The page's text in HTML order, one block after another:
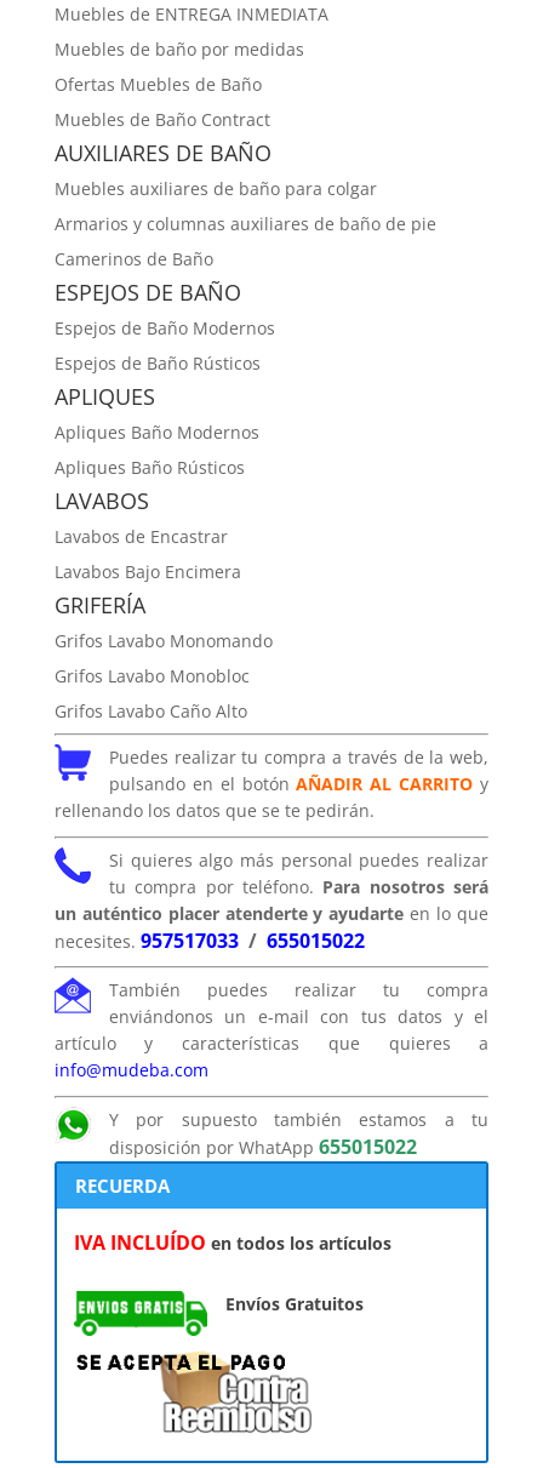
Muebles de ENTREGA INMEDIATA
Muebles de baño por medidas
Ofertas Muebles de Baño
Muebles de Baño Contract
AUXILIARES DE BAÑO
Muebles auxiliares de baño para colgar
Armarios y columnas auxiliares de baño de pie
Camerinos de Baño
ESPEJOS DE BAÑO
Espejos de Baño Modernos
Espejos de Baño Rústicos
APLIQUES
Apliques Baño Modernos
Apliques Baño Rústicos
LAVABOS
Lavabos de Encastrar
Lavabos Bajo Encimera
GRIFERÍA
Grifos Lavabo Monomando
Grifos Lavabo Monobloc
Grifos Lavabo Caño Alto
Puedes realizar tu compra a través de la web,
pulsando en el botónAÑADIR AL CARRITO y
rellenando los datos que se te pedirán.
Si quieres algo más personal puedes realizar
tu compra por teléfono. Para nosotros será
un auténtico placer atenderte y ayudarte en lo que
necesites. 957517033/ 655015022
También puedes realizar tu compra
enviándonos un e-mail con tus datos y el
artículo y características que quieres a
info@mudeba.com
Y por supuesto también estamos a tu
disposición por WhatApp 655015022
RECUERDA
IVA INCLUÍDO en todos los artículos
Envíos Gratuitos